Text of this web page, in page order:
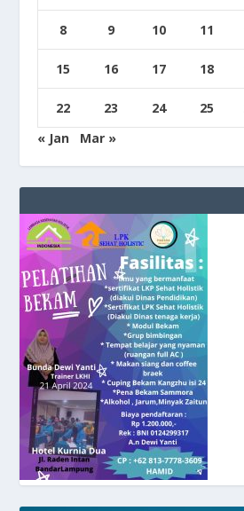
8 9 10 11
15 16 17 18
22 23 24 25
« Jan
Mar »